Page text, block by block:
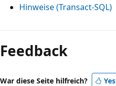
Hinweise (Transact-SQL)
Feedback
War diese Seite hilfreich? Yes